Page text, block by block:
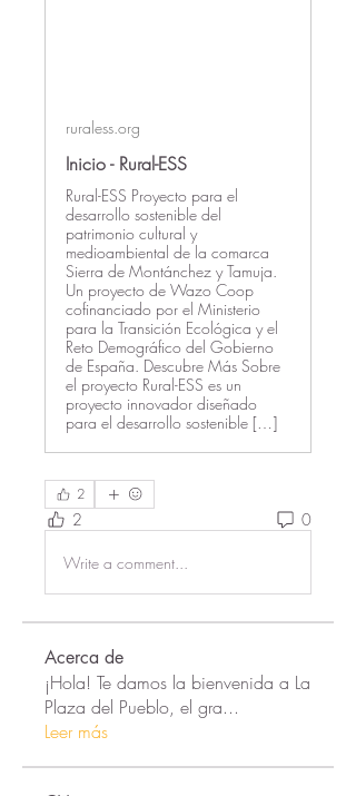
ruraless.org
Inicio - Rural-ESS
Rural-ESS Proyecto para el
desarrollo sostenible del
patrimonio cultural y
medioambiental de la comarca
Sierra de Montánchez y Tamuja.
Un proyecto de Wazo Coop
cofinanciado por el Ministerio
para la Transición Ecológica y el
Reto Demográfico del Gobierno
de España. Descubre Más Sobre
el proyecto Rural-ESS es un
proyecto innovador diseñado
para el desarrollo sostenible […]
2
2 0
Write a comment...
Acerca de
¡Hola! Te damos la bienvenida a La
Plaza del Pueblo, el gra...
Leer más